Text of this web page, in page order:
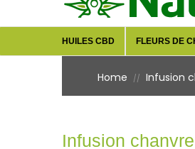
HUILES CBD FLEURS DE
Home // Infusion
Infusion